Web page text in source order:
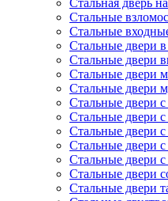
Стальная дверь
Стальные
Стальные
Стальные двери в
Стальные двери
Стальные двери
Стальные двери
Стальные двери с
Стальные двери с
Стальные двери
Стальные двери
Стальные двери
Стальные двери
Стальные двери